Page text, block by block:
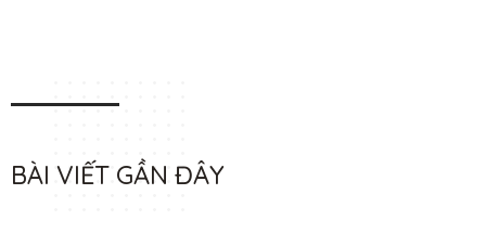
BÀI VIẾT GẦN ĐÂY